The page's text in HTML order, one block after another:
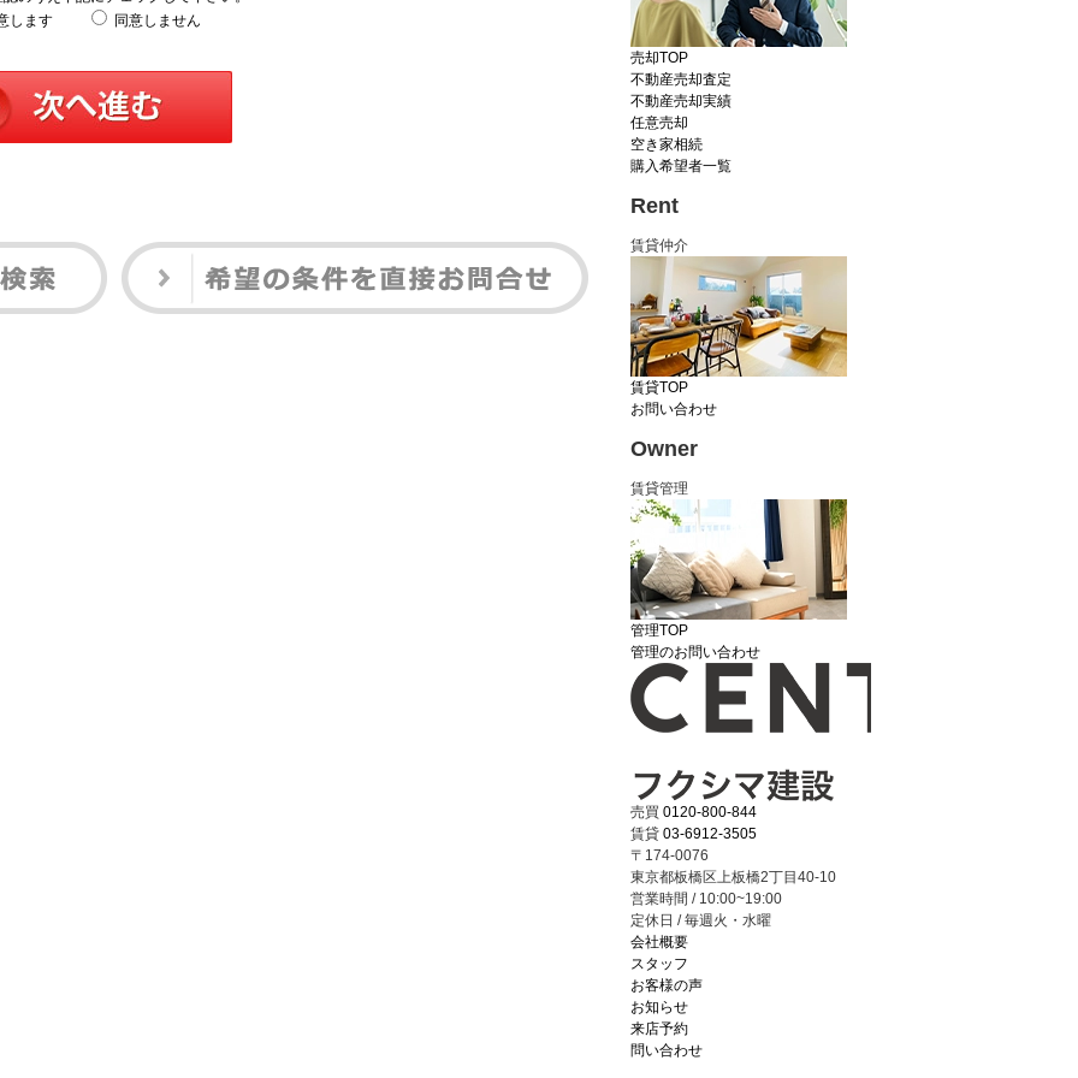
します
同意しません
売却TOP
不動産売却査定
不動産売却実績
任意売却
空き家相続
購入希望者一覧
Rent
賃貸仲介
賃貸TOP
お問い合わせ
Owner
賃貸管理
管理TOP
管理のお問い合わせ
売買 0120-800-844
賃貸 03-6912-3505
〒174-0076
東京都板橋区上板橋2丁目40-10
営業時間 / 10:00~19:00
定休日 / 毎週火・水曜
会社概要
スタッフ
お客様の声
お知らせ
来店予約
問い合わせ